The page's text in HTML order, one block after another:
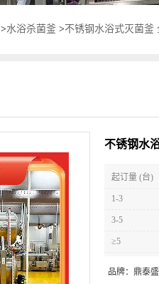
>水浴杀菌釜 >不锈钢水浴式灭菌釜
不锈钢水
起订量 (台)
1-3
3-5
≥5
品牌： 鼎泰盛